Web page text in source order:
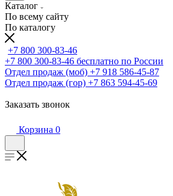
Каталог
По всему сайту
По каталогу
+7 800 300-83-46
+7 800 300-83-46 бесплатно по России
Отдел продаж (моб) +7 918 586-45-87
Отдел продаж (гор) +7 863 594-45-69
Заказать звонок
Корзина 0